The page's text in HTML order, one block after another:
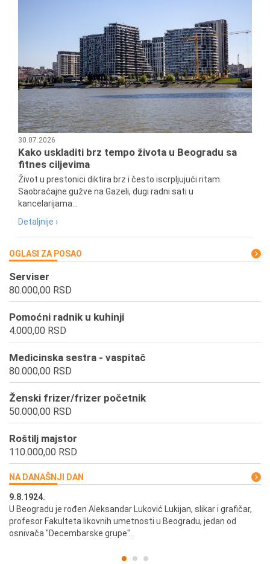
30.07.2026
Kako uskladiti brz tempo života u Beogradu sa
fitnes ciljevima
Život u prestonici diktira brz i često iscrpljujući ritam.
Saobraćajne gužve na Gazeli, dugi radni sati u
kancelarijama...
Detaljnije ›
OGLASI ZA POSAO
Serviser
80.000,00 RSD
Pomoćni radnik u kuhinji
4.000,00 RSD
Medicinska sestra - vaspitač
80.000,00 RSD
Ženski frizer/frizer početnik
50.000,00 RSD
Roštilj majstor
110.000,00 RSD
NA DANAŠNJI DAN
9.8.1924.
U Beogradu je rođen Aleksandar Luković Lukijan, slikar i grafičar,
profesor Fakulteta likovnih umetnosti u Beogradu, jedan od
osnivača "Decembarske grupe".